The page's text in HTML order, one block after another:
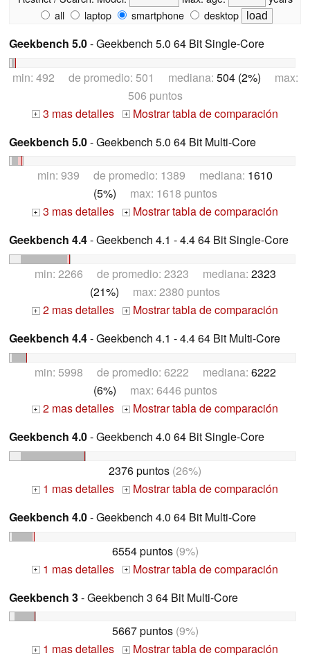
all
laptop smartphone desktop
Geekbench 5.0- Geekbench 5.0 64 Bit Single-Core
min: 492 de promedio: 501 mediana: 504 (2%) max:
506 puntos
+ 3 mas detalles +
Mostrar tabla de comparación
Geekbench 5.0- Geekbench 5.0 64 Bit Multi-Core
min: 939 de promedio: 1389 mediana: 1610
(5%) max: 1618 puntos
+ 3 mas detalles +
Mostrar tabla de comparación
Geekbench 4.4- Geekbench 4.1 - 4.4 64 Bit Single-Core
min: 2266 de promedio: 2323 mediana: 2323
(21%) max: 2380 puntos
+ 2 mas detalles +
Mostrar tabla de comparación
Geekbench 4.4- Geekbench 4.1 - 4.4 64 Bit Multi-Core
min: 5998 de promedio: 6222 mediana: 6222
(6%) max: 6446 puntos
+ 2 mas detalles +
Mostrar tabla de comparación
Geekbench 4.0- Geekbench 4.0 64 Bit Single-Core
2376 puntos (26%)
+ 1 mas detalles +
Mostrar tabla de comparación
Geekbench 4.0- Geekbench 4.0 64 Bit Multi-Core
6554 puntos(9%)
+ 1 mas detalles +
Mostrar tabla de comparación
Geekbench 3- Geekbench 3 64 Bit Multi-Core
5667 puntos(9%)
+ 1 mas detalles +
Mostrar tabla de comparación